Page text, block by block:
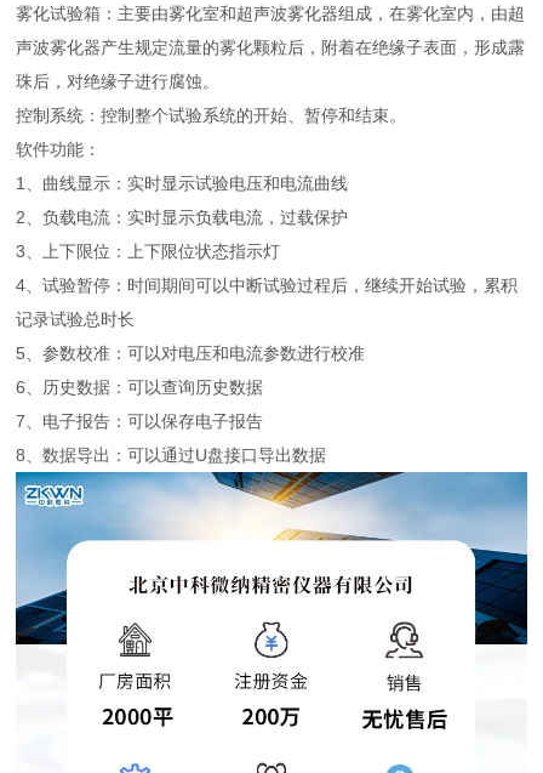
雾化试验箱：主要由雾化室和超声波雾化器组成，在雾化室内，由超
声波雾化器产生规定流量的雾化颗粒后，附着在绝缘子表面，形成露
珠后，对绝缘子进行腐蚀。
控制系统：控制整个试验系统的开始、暂停和结束。
软件功能：
1、曲线显示：实时显示试验电压和电流曲线
2、负载电流：实时显示负载电流，过载保护
3、上下限位：上下限位状态指示灯
4、试验暂停：时间期间可以中断试验过程后，继续开始试验，累积
记录试验总时长
5、参数校准：可以对电压和电流参数进行校准
6、历史数据：可以查询历史数据
7、电子报告：可以保存电子报告
8、数据导出：可以通过U盘接口导出数据